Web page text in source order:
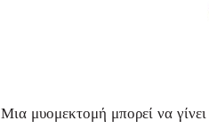
Μια μυομεκτομή μπορεί να